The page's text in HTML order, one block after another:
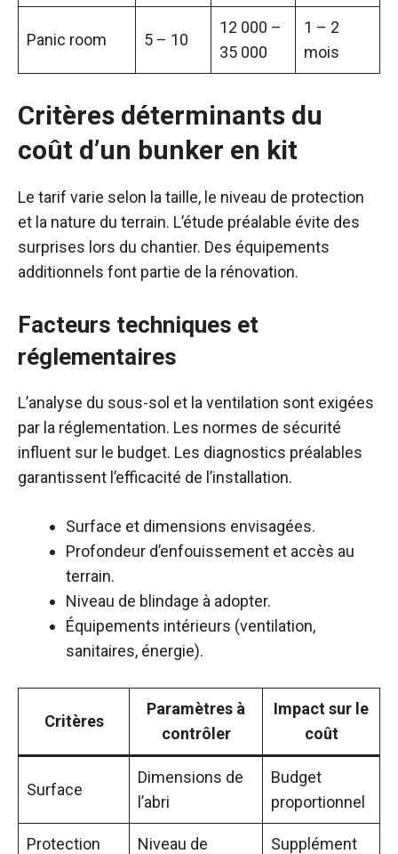
Panic room 5 – 10
12 000 –
35 000
1 – 2
mois
Critères déterminants du
coût d’un bunker en kit
Le tarif varie selon la taille, le niveau de protection
et la nature du terrain. L’étude préalable évite des
surprises lors du chantier. Des équipements
additionnels font partie de la rénovation.
Facteurs techniques et
réglementaires
L’analyse du sous-sol et la ventilation sont exigées
par la réglementation. Les normes de sécurité
influent sur le budget. Les diagnostics préalables
garantissent l’efficacité de l’installation.
Surface et dimensions envisagées.
Profondeur d’enfouissement et accès au
terrain.
Niveau de blindage à adopter.
Équipements intérieurs (ventilation,
sanitaires, énergie).
Critères
Paramètres à
contrôler
Impact sur le
coût
Surface
Dimensions de
l’abri
Budget
proportionnel
Protection
Niveau de
Supplément